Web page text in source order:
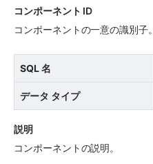
コンポーネント ID
コンポーネントの一意の識別子。
SQL 名
データ タイプ
説明
コンポーネントの説明。